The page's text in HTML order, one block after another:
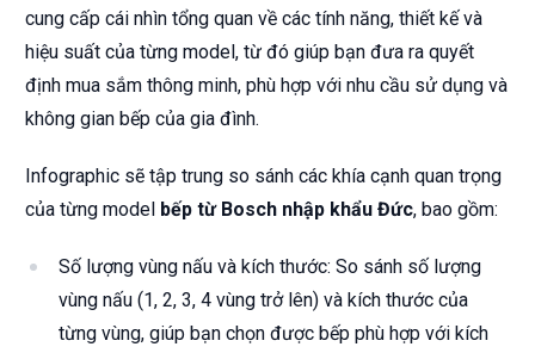
cung cấp cái nhìn tổng quan về các tính năng, thiết kế và
hiệu suất của từng model, từ đó giúp bạn đưa ra quyết
định mua sắm thông minh, phù hợp với nhu cầu sử dụng và
không gian bếp của gia đình.
Infographic sẽ tập trung so sánh các khía cạnh quan trọng
của từng model bếp từ Bosch nhập khẩu Đức, bao gồm:
Số lượng vùng nấu và kích thước: So sánh số lượng
vùng nấu (1, 2, 3, 4 vùng trở lên) và kích thước của
từng vùng, giúp bạn chọn được bếp phù hợp với kích